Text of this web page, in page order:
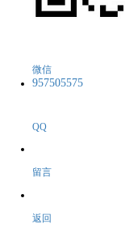
微信
957505575
QQ
留言
返回